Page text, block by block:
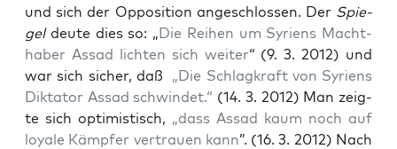
und sich der Oppo­si­ti­on ange­schlos­sen. Der Spie­
geldeu­te dies so: „Die Rei­hen um Syri­ens Macht­
ha­ber Assad lich­ten sich wei­ter“ (9. 3. 2012) und
war sich sicher, daß „Die Schlag­kraft von Syri­ens
Dik­ta­tor Assad schwin­det.“ (14. 3. 2012) Man zeig­
te sich opti­mis­tisch, „dass Assad kaum noch auf
loya­le Kämp­fer ver­trau­en kann”. (16. 3. 2012) Nach